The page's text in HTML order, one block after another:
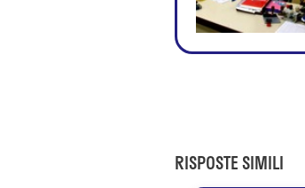
RISPOSTE SIMILI